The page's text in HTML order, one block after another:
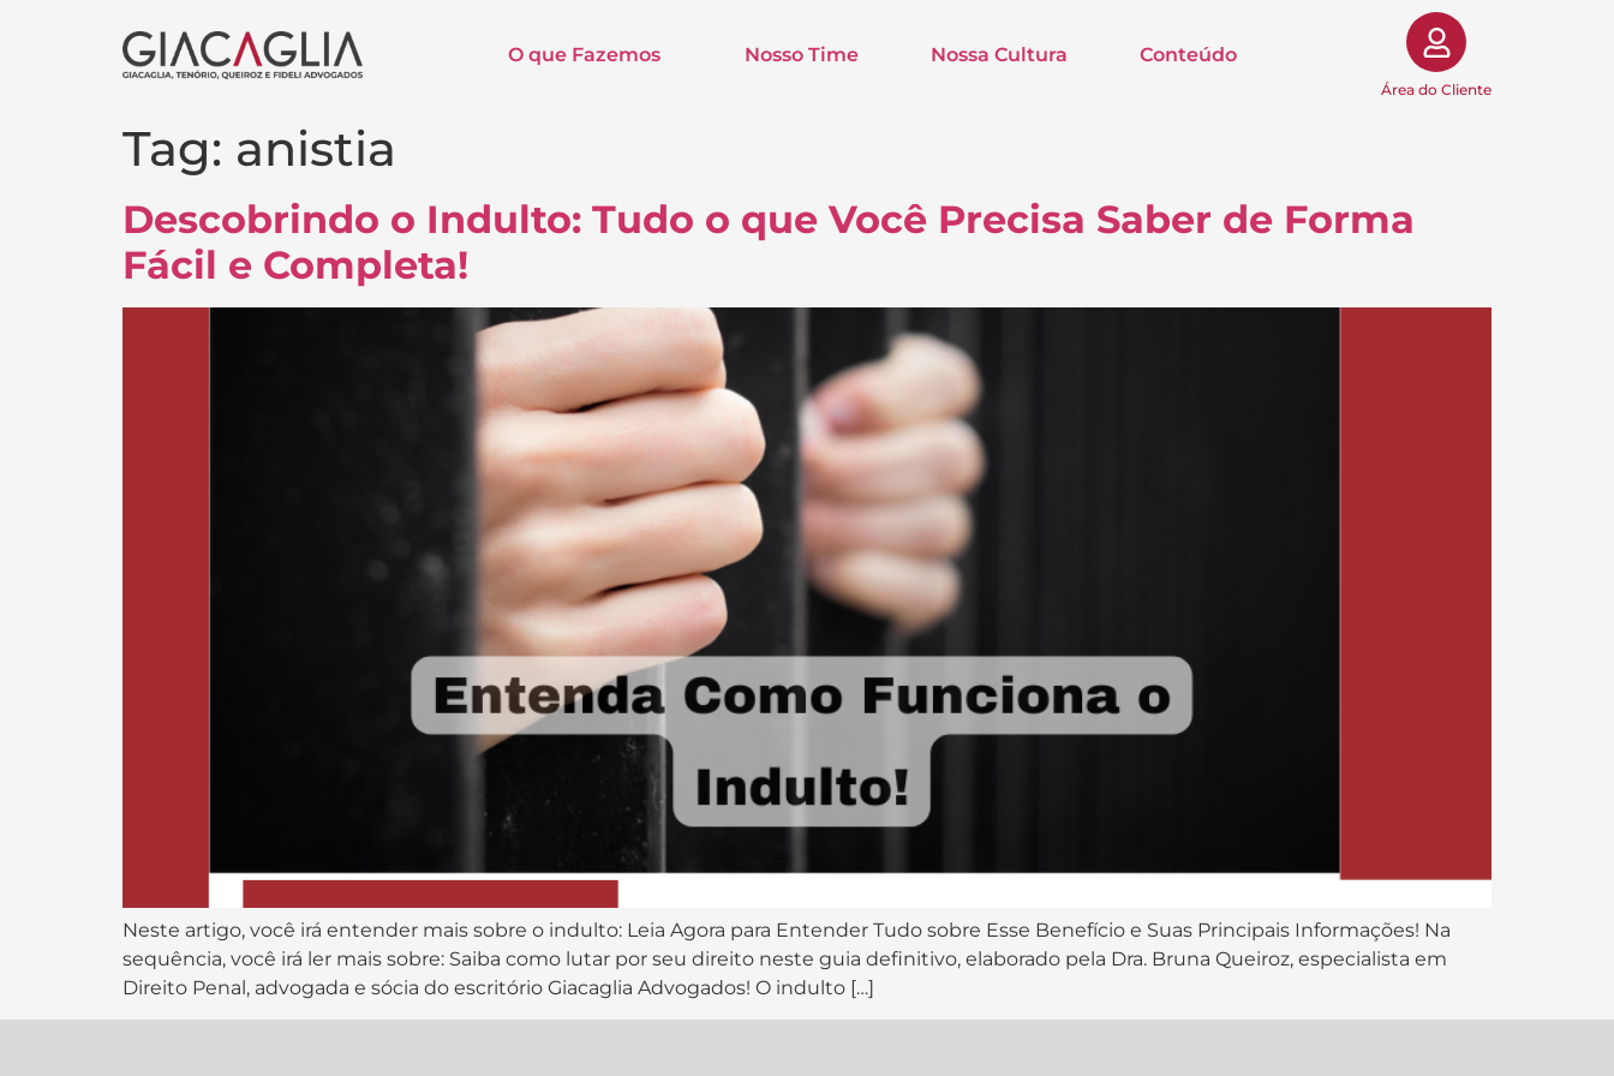
O que Fazemos Nosso Time Nossa Cultura Conteúdo
Área do Cliente
Tag: anistia
Descobrindo o Indulto: Tudo o que Você Precisa Saber de Forma
Fácil e Completa!
Neste artigo, você irá entender mais sobre o indulto: Leia Agora para Entender Tudo sobre Esse Benefício e Suas Principais Informações! Na
sequência, você irá ler mais sobre: Saiba como lutar por seu direito neste guia definitivo, elaborado pela Dra. Bruna Queiroz, especialista em
Direito Penal, advogada e sócia do escritório Giacaglia Advogados! O indulto […]